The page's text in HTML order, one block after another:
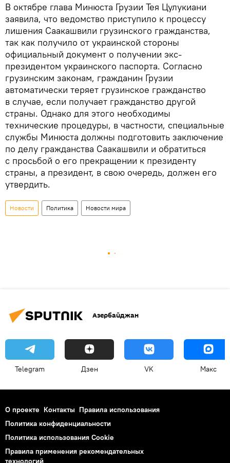
В октябре глава Минюста Грузии Тея Цулукиани
заявила, что ведомство приступило к процессу
лишения Саакашвили грузинского гражданства,
так как получило от украинской стороны
официальный документ о получении экс-
президентом украинского паспорта. Согласно
грузинским законам, гражданин Грузии
автоматически теряет грузинское гражданство
в случае, если получает гражданство другой
страны. Однако для этого необходимы
технические процедуры, в частности, специальные
службы Минюста должны подготовить заключение
по делу гражданства Саакашвили и обратиться
с просьбой о его прекращении к президенту
страны, а президент, в свою очередь, должен его
утвердить.
Новости Политика Новости мира
Азербайджан
Telegram Дзен VK Макс
О проекте Контакты Правила использования
Политика конфиденциальности
Политика использования Cookie
Правила применения рекомендательных
технологий